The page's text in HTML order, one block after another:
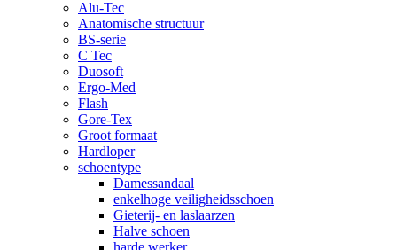
Alu-Tec
Anatomische structuur
BS-serie
C Tec
Duosoft
Ergo-Med
Flash
Gore-Tex
Groot formaat
Hardloper
schoentype
Damessandaal
enkelhoge veiligheidsschoen
Gieterij- en laslaarzen
Halve schoen
harde werker